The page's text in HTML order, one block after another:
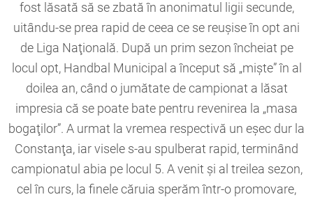
fost lăsată să se zbată în anonimatul ligii secunde,
uitându-se prea rapid de ceea ce se reuşise în opt ani
de Liga Naţională. După un prim sezon încheiat pe
locul opt, Handbal Municipal a început să „mişte” în al
doilea an, când o jumătate de campionat a lăsat
impresia că se poate bate pentru revenirea la „masa
bogaţilor”. A urmat la vremea respectivă un eşec dur la
Constanţa, iar visele s-au spulberat rapid, terminând
campionatul abia pe locul 5. A venit şi al treilea sezon,
cel în curs, la finele căruia sperăm într-o promovare,